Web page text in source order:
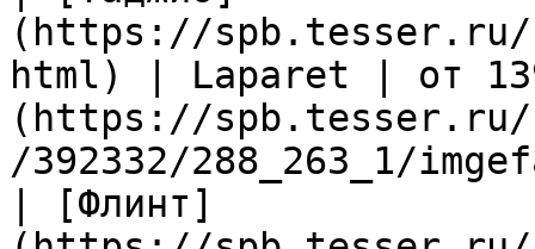
(https://
html) | Laparet | от
(https://spb.tesser.ru/
/392332/288_263_1/
| [Флинт]